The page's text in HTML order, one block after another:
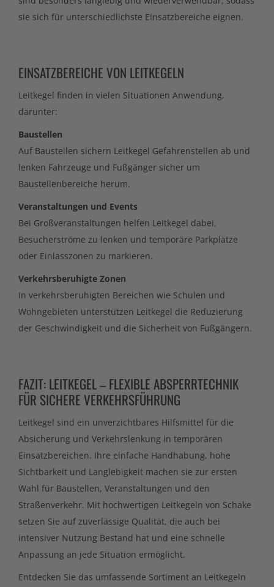
sie sich für unterschiedlichste Einsatzbereiche eignen.
EINSATZBEREICHE VON LEITKEGELN
Leitkegel finden in vielen Situationen Anwendung,
darunter:
Baustellen
Auf Baustellen sichern Leitkegel Gefahrenstellen ab und
lenken Fahrzeuge und Fußgänger sicher um
Baustellenbereiche herum.
Veranstaltungen und Events
Bei Großveranstaltungen helfen Leitkegel dabei,
Besucherströme zu lenken und temporäre Parkplätze
oder Einlasszonen zu markieren.
Verkehrsberuhigte Zonen
In verkehrsberuhigten Bereichen wie Schulen und
Wohngebieten unterstützen Leitkegel die Reduzierung
der Geschwindigkeit und die Sicherheit von Fußgängern.
FAZIT: LEITKEGEL – FLEXIBLE ABSPERRTECHNIK
FÜR SICHERE VERKEHRSFÜHRUNG
Leitkegel sind ein unverzichtbares Hilfsmittel für die
Absicherung und Verkehrslenkung in temporären
Einsatzbereichen. Ihre einfache Handhabung, hohe
Sichtbarkeit und Langlebigkeit machen sie zur ersten
Wahl für Baustellen, Veranstaltungen und den
Straßenverkehr. Mit hochwertigen Leitkegeln von Schake
setzen Sie auf zuverlässige Qualität, die auch bei
intensiver Nutzung Bestand hat und eine schnelle
Anpassung an jede Situation ermöglicht.
Entdecken Sie das umfassende Sortiment an Leitkegeln